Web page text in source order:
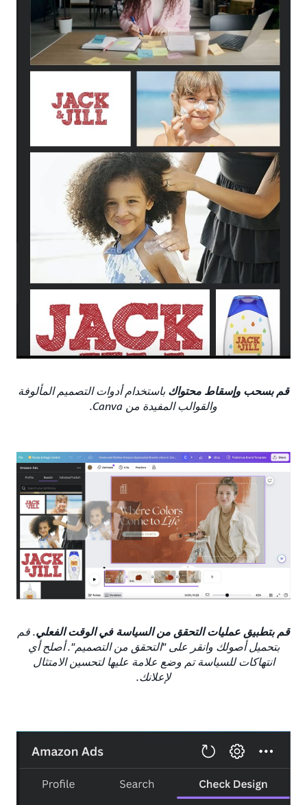
قم بسحب وإسقاط محتواك باستخدام أدوات التصميم المألوفة
والقوالب المفيدة من Canva.
قم بتطبيق عمليات التحقق من السياسة في الوقت الفعلي. قم
بتحميل أصولك وانقر على "التحقق من التصميم". أصلح أي
انتهاكات للسياسة تم وضع علامة عليها لتحسين الامتثال
لإعلانك.